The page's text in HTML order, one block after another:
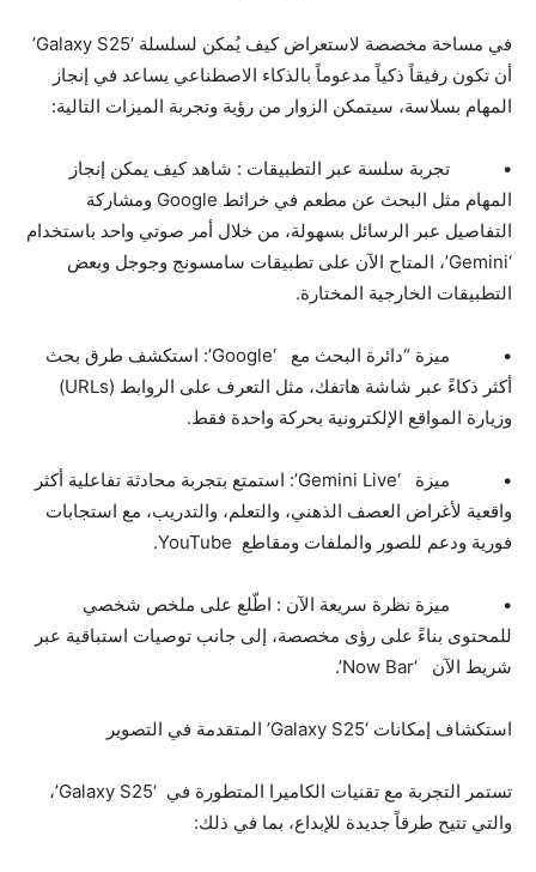
في مساحة مخصصة لاستعراض كيف يُمكن لسلسلة ‘Galaxy S25’
أن تكون رفيقاً ذكياً مدعوماً بالذكاء الاصطناعي يساعد في إنجاز
المهام بسلاسة، سيتمكن الزوار من رؤية وتجربة الميزات التالية:
• تجربة سلسة عبر التطبيقات : شاهد كيف يمكن إنجاز
المهام مثل البحث عن مطعم في خرائط Google ومشاركة
التفاصيل عبر الرسائل بسهولة، من خلال أمر صوتي واحد باستخدام
‘Gemini’، المتاح الآن على تطبيقات سامسونج وجوجل وبعض
التطبيقات الخارجية المختارة.
• ميزة “دائرة البحث مع ‘Google’: استكشف طرق بحث
أكثر ذكاءً عبر شاشة هاتفك، مثل التعرف على الروابط (URLs)
وزيارة المواقع الإلكترونية بحركة واحدة فقط.
• ميزة ‘Gemini Live’: استمتع بتجربة محادثة تفاعلية أكثر
واقعية لأغراض العصف الذهني، والتعلم، والتدريب، مع استجابات
فورية ودعم للصور والملفات ومقاطع YouTube.
• ميزة نظرة سريعة الآن : اطّلع على ملخص شخصي
للمحتوى بناءً على رؤى مخصصة، إلى جانب توصيات استباقية عبر
شريط الآن ‘Now Bar’.
استكشاف إمكانات ‘Galaxy S25’ المتقدمة في التصوير
تستمر التجربة مع تقنيات الكاميرا المتطورة في ‘Galaxy S25’،
والتي تتيح طرقاً جديدة للإبداع، بما في ذلك: